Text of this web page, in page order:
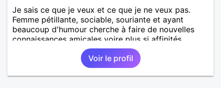
Je sais ce que je veux et ce que je ne veux pas.
Femme pétillante, sociable, souriante et ayant
beaucoup d'humour cherche à faire de nouvelles
connaissances amicales voire plus si affinités.
Voir le profil